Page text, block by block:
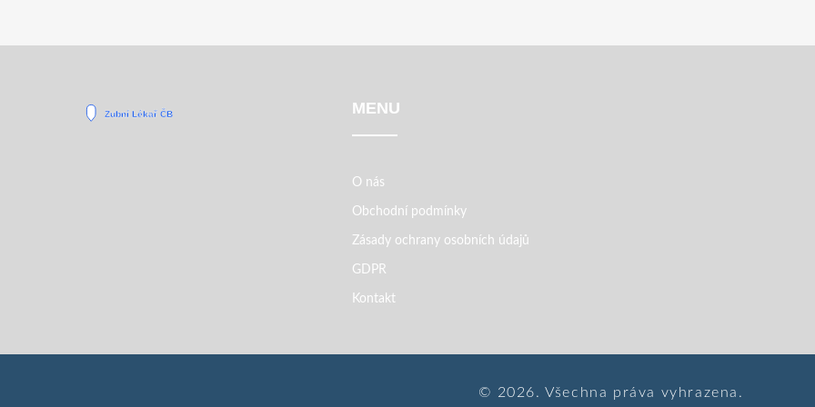
MENU
O nás
Obchodní podmínky
Zásady ochrany osobních údajů
GDPR
Kontakt
© 2026. Všechna práva vyhrazena.